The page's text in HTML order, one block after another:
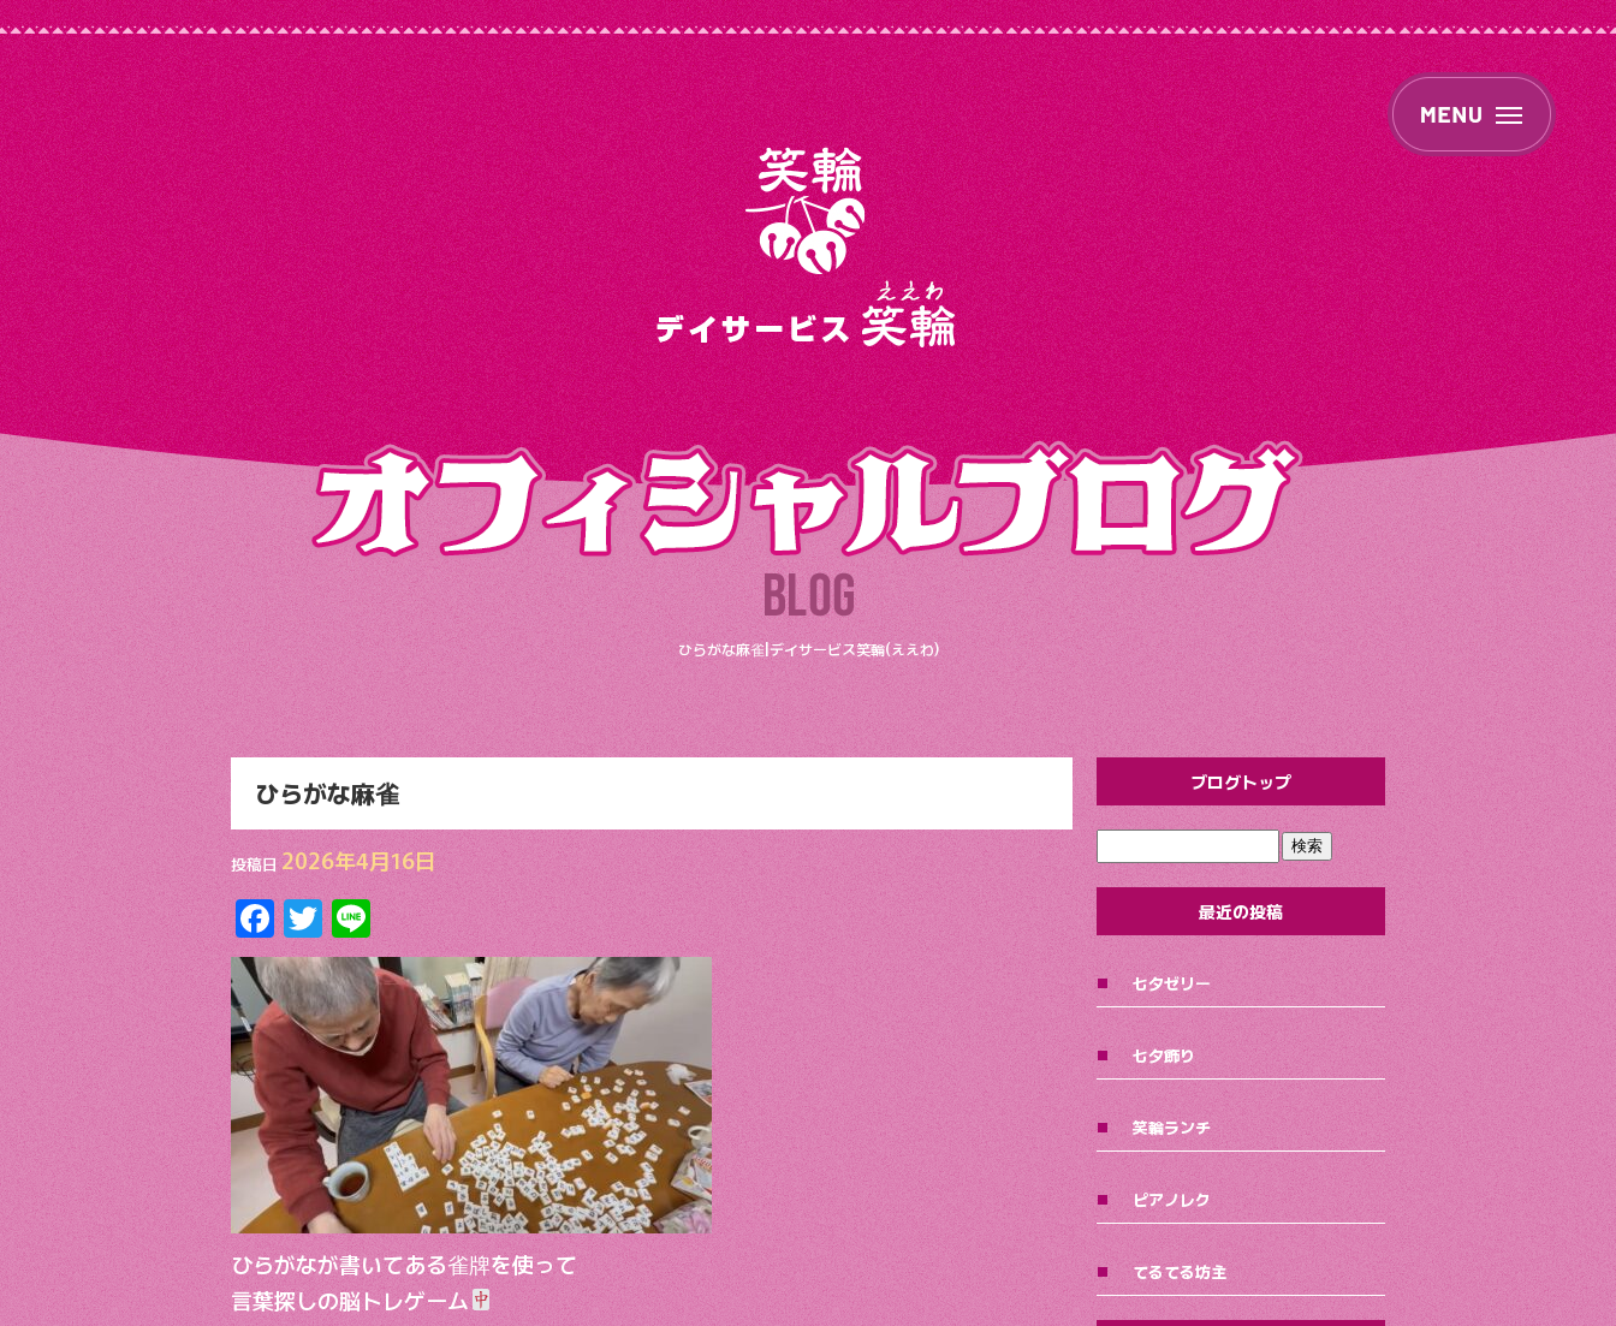
ひらがな麻雀|デイサービス笑輪(ええわ)
ひらがな麻雀
投稿日 2026年4月16日
F
ac
e
b
o
o
k
T
w
itt
er
Li
n
e
ひらがなが書いてある雀牌を使って
言葉探しの脳トレゲーム
ブログトップ
最近の投稿
七夕ゼリー
七夕飾り
笑輪ランチ
ピアノレク
てるてる坊主